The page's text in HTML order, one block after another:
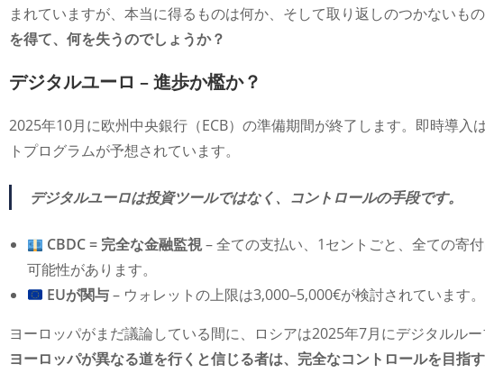
まれていますが、本当に得るものは何か、そして取り返しのつかないも
を得て、何を失うのでしょうか？
デジタルユーロ – 進歩か檻か？
2025年10月に欧州中央銀行（ECB）の準備期間が終了します。即時導入
トプログラムが予想されています。
デジタルユーロは投資ツールではなく、コントロールの手段です。
CBDC = 完全な金融監視– 全ての支払い、1セントごと、全ての寄
可能性があります。
EUが関与– ウォレットの上限は3,000–5,000€が検討されています。
ヨーロッパがまだ議論している間に、ロシアは2025年7月にデジタルル
ヨーロッパが異なる道を行くと信じる者は、完全なコントロールを目指